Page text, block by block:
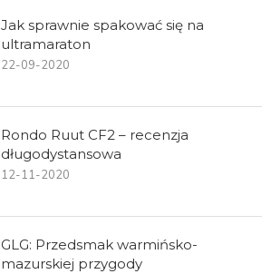
Jak sprawnie spakować się na
ultramaraton
22-09-2020
Rondo Ruut CF2 – recenzja
długodystansowa
12-11-2020
GLG: Przedsmak warmińsko-
mazurskiej przygody